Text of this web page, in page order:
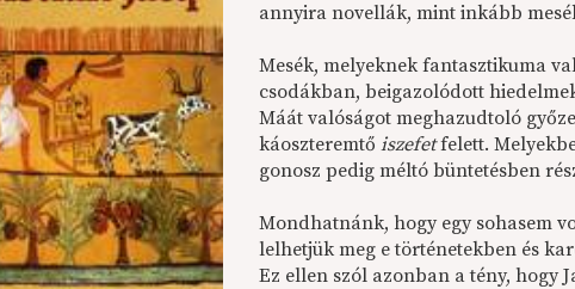
annyira novellák, mint inkább
Mesék, melyeknek fantasztikuma
csodákban, beigazolódott
Máát valóságot meghazudtoló
káoszteremtőiszefetfelett.
gonosz pedig méltó büntetésben
Mondhatnánk, hogy egy sohasem
lelhetjük meg e történetekben és
Ez ellen szól azonban a tény, hogy